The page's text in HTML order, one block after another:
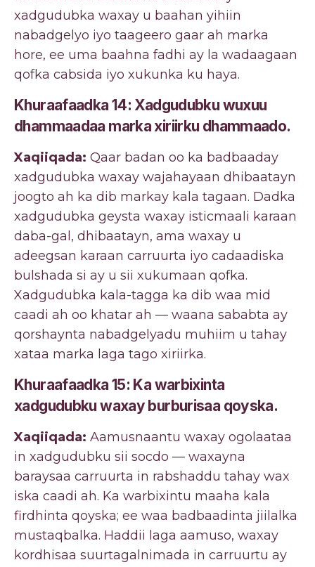
xadgudubka waxay u baahan yihiin
nabadgelyo iyo taageero gaar ah marka
hore, ee uma baahna fadhi ay la wadaagaan
qofka cabsida iyo xukunka ku haya.
Khuraafaadka 14: Xadgudubku wuxuu
dhammaadaa marka xiriirku dhammaado.
Xaqiiqada: Qaar badan oo ka badbaaday
xadgudubka waxay wajahayaan dhibaatayn
joogto ah ka dib markay kala tagaan. Dadka
xadgudubka geysta waxay isticmaali karaan
daba-gal, dhibaatayn, ama waxay u
adeegsan karaan carruurta iyo cadaadiska
bulshada si ay u sii xukumaan qofka.
Xadgudubka kala-tagga ka dib waa mid
caadi ah oo khatar ah — waana sababta ay
qorshaynta nabadgelyadu muhiim u tahay
xataa marka laga tago xiriirka.
Khuraafaadka 15: Ka warbixinta
xadgudubku waxay burburisaa qoyska.
Xaqiiqada: Aamusnaantu waxay ogolaataa
in xadgudubku sii socdo — waxayna
baraysaa carruurta in rabshaddu tahay wax
iska caadi ah. Ka warbixintu maaha kala
firdhinta qoyska; ee waa badbaadinta jiilalka
mustaqbalka. Haddii laga aamuso, waxay
kordhisaa suurtagalnimada in carruurtu ay